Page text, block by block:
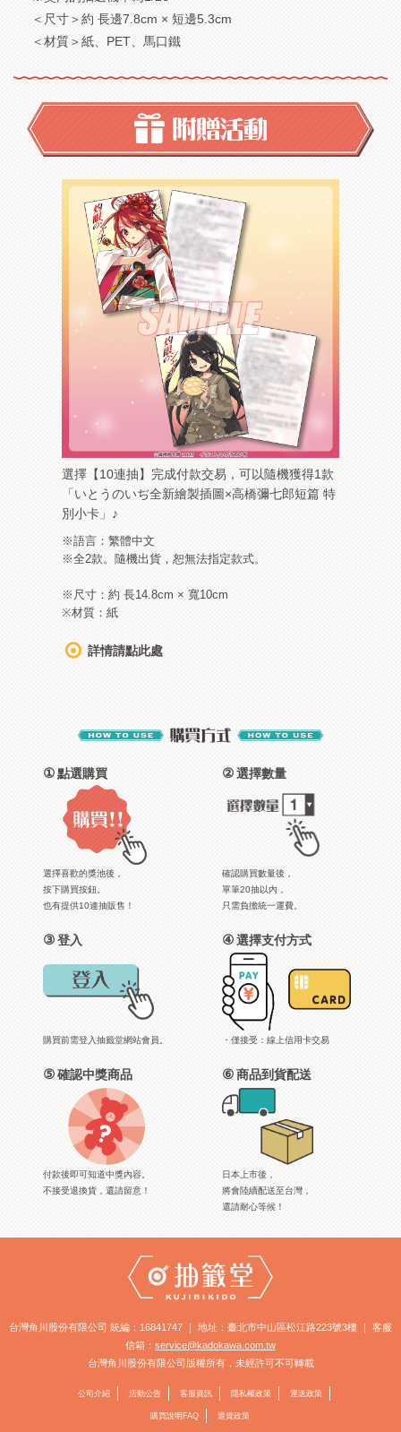
＜尺寸＞約 長邊7.8cm × 短邊5.3cm
＜材質＞紙、PET、馬口鐵
選擇【10連抽】完成付款交易，可以隨機獲得1款
「いとうのいぢ全新繪製插圖×高橋彌七郎短篇 特
別小卡」♪
※語言：繁體中文
※全2款。隨機出貨，恕無法指定款式。
※尺寸：約 長14.8cm × 寬10cm
※材質：紙
詳情請點此處
①點選購買
選擇喜歡的獎池後，
按下購買按鈕。
也有提供10連抽販售！
②選擇數量
確認購買數量後，
單筆20抽以內，
只需負擔統一運費。
③登入
購買前需登入抽籤堂網站會員。
④選擇支付方式
・僅接受：線上信用卡交易
⑤確認中獎商品
付款後即可知道中獎內容。
不接受退換貨，還請留意！
⑥商品到貨配送
日本上市後，
將會陸續配送至台灣，
還請耐心等候！
台灣角川股份有限公司 統編：16841747 ｜ 地址：臺北市中山區松江路223號3樓 ｜ 客服
信箱： service@kadokawa.com.tw
台灣角川股份有限公司版權所有，未經許可不可轉載
公司介紹 活動公告 客服資訊 隱私權政策 運送政策
購買說明FAQ 退貨政策